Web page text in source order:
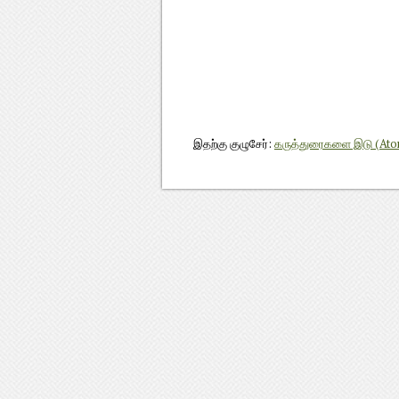
இதற்கு குழுசேர்: கருத்துரைகளை இடு